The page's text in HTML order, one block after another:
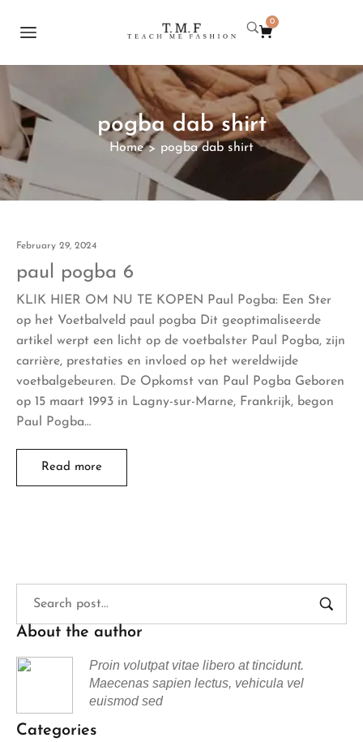
0
pogba dab shirt
Home > pogba dab shirt
February 29, 2024
paul pogba 6
KLIK HIER OM NU TE KOPEN Paul Pogba: Een Ster
op het Voetbalveld paul pogba Dit geoptimaliseerde
artikel werpt een licht op de voetbalster Paul Pogba, zijn
carrière, prestaties en invloed op het wereldwijde
voetbalgebeuren. De Opkomst van Paul Pogba Geboren
op 15 maart 1993 in Lagny-sur-Marne, Frankrijk, begon
Paul Pogba…
Read more
About the author
Proin volutpat vitae libero at tincidunt.
Maecenas sapien lectus, vehicula vel
euismod sed
Categories